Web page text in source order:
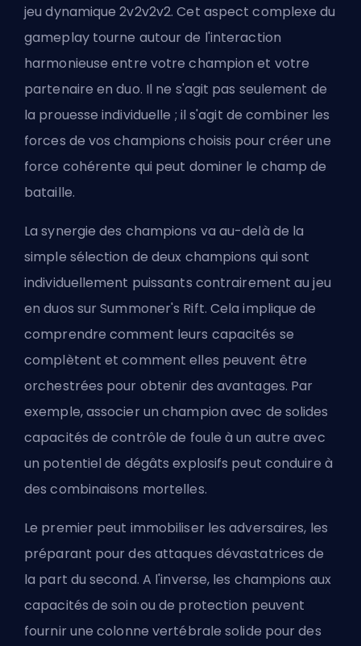
jeu dynamique 2v2v2v2. Cet aspect complexe du
gameplay tourne autour de l'interaction
harmonieuse entre votrechampion et votre
partenaire en duo. Il ne s'agit pas seulement de
la prouesse individuelle ; il s'agit de combiner les
forces de vos champions choisis pour créer une
force cohérente qui peut dominer le champ de
bataille.
La synergie des champions va au-delà de la
simple sélection de deux champions qui sont
individuellement puissants contrairement au jeu
en duos surSummoner's Rift. Cela implique de
comprendre comment leurs capacités se
complètent et comment elles peuvent être
orchestrées pour obtenir des avantages. Par
exemple, associer un champion avec de solides
capacités de contrôle de foule à un autre avec
un potentiel de dégâts explosifs peut conduire à
des combinaisons mortelles.
Le premier peut immobiliser les adversaires, les
préparant pour des attaques dévastatrices de
la part du second. A l'inverse, les champions aux
capacités de soin ou de protection peuvent
fournir une colonne vertébrale solide pour des